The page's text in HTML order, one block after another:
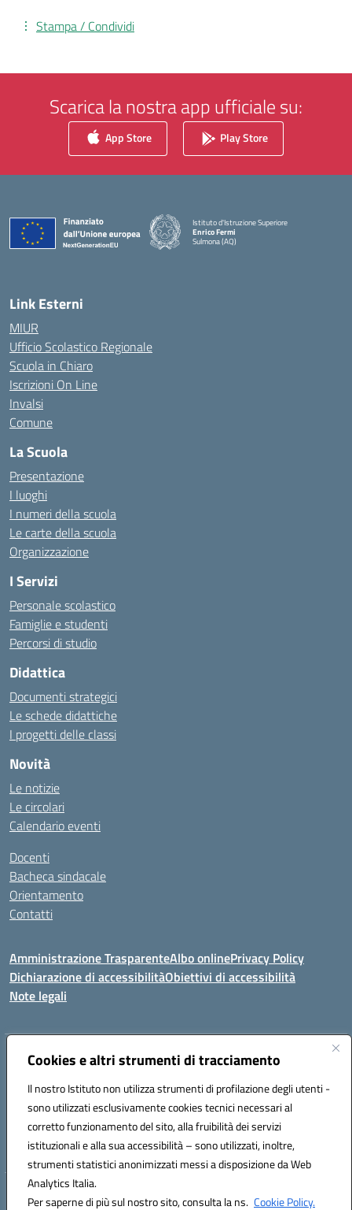
Cookies e altri strumenti di tracciamento
Il nostro Istituto non utilizza strumenti di profilazione degli utenti -
sono utilizzati esclusivamente cookies tecnici necessari al
corretto funzionamento del sito, alla fruibilità dei servizi
istituzionali e alla sua accessibilità – sono utilizzati, inoltre,
strumenti statistici anonimizzati messi a disposizione da Web
Analytics Italia.
Per saperne di più sul nostro sito, consulta la ns. Cookie Policy.
Stampa / Condividi
Scarica la nostra app ufficiale su:
App Store Play Store
Istituto d'Istruzione Superiore
Enrico Fermi
Sulmona (AQ)
— Visita la pagina iniziale della scuola
Link Esterni
MIUR
Ufficio Scolastico Regionale
Scuola in Chiaro
Iscrizioni On Line
Invalsi
Comune
La Scuola
Presentazione
I luoghi
I numeri della scuola
Le carte della scuola
Organizzazione
I Servizi
Personale scolastico
Famiglie e studenti
Percorsi di studio
Didattica
Documenti strategici
Le schede didattiche
I progetti delle classi
Novità
Le notizie
Le circolari
Calendario eventi
Docenti
Bacheca sindacale
Orientamento
Contatti
Amministrazione TrasparenteAlbo onlinePrivacy Policy
Dichiarazione di accessibilitàObiettivi di accessibilità
Note legali
Indirizzo:Viale P. Togliatti snc 67039 Sulmona (AQ)
Posta elettronica certificata (PEC):aqis01900g@pec.istruzione.it
Codice fiscale: 92025400661
Codice meccanografico: AQIS01900G
Hosting & Powered by 3D Solution S.r.l.